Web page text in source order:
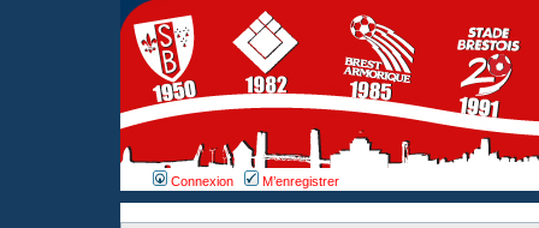
Connexion M’enregistrer